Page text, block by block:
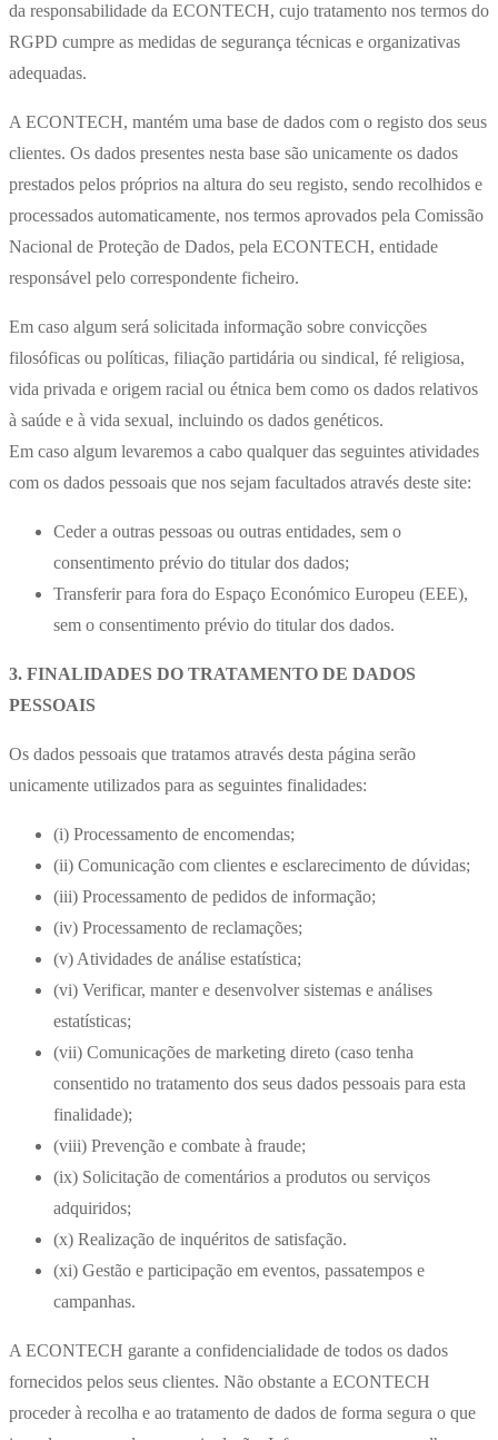
da responsabilidade da ECONTECH, cujo tratamento nos termos do
RGPD cumpre as medidas de segurança técnicas e organizativas
adequadas.
A ECONTECH, mantém uma base de dados com o registo dos seus
clientes. Os dados presentes nesta base são unicamente os dados
prestados pelos próprios na altura do seu registo, sendo recolhidos e
processados automaticamente, nos termos aprovados pela Comissão
Nacional de Proteção de Dados, pela ECONTECH, entidade
responsável pelo correspondente ficheiro.
Em caso algum será solicitada informação sobre convicções
filosóficas ou políticas, filiação partidária ou sindical, fé religiosa,
vida privada e origem racial ou étnica bem como os dados relativos
à saúde e à vida sexual, incluindo os dados genéticos.
Em caso algum levaremos a cabo qualquer das seguintes atividades
com os dados pessoais que nos sejam facultados através deste site:
Ceder a outras pessoas ou outras entidades, sem o
consentimento prévio do titular dos dados;
Transferir para fora do Espaço Económico Europeu (EEE),
sem o consentimento prévio do titular dos dados.
3. FINALIDADES DO TRATAMENTO DE DADOS
PESSOAIS
Os dados pessoais que tratamos através desta página serão
unicamente utilizados para as seguintes finalidades:
(i) Processamento de encomendas;
(ii) Comunicação com clientes e esclarecimento de dúvidas;
(iii) Processamento de pedidos de informação;
(iv) Processamento de reclamações;
(v) Atividades de análise estatística;
(vi) Verificar, manter e desenvolver sistemas e análises
estatísticas;
(vii) Comunicações de marketing direto (caso tenha
consentido no tratamento dos seus dados pessoais para esta
finalidade);
(viii) Prevenção e combate à fraude;
(ix) Solicitação de comentários a produtos ou serviços
adquiridos;
(x) Realização de inquéritos de satisfação.
(xi) Gestão e participação em eventos, passatempos e
campanhas.
A ECONTECH garante a confidencialidade de todos os dados
fornecidos pelos seus clientes. Não obstante a ECONTECH
proceder à recolha e ao tratamento de dados de forma segura o que